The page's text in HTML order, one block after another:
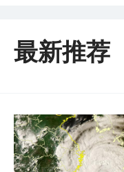
最新推荐